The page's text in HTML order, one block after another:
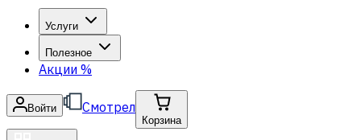
Услуги
Полезное
Акции %
Войти Смотрел
Корзина